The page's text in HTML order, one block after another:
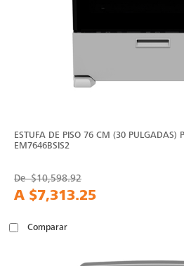
ESTUFA DE PISO 76 CM (30 PULGADAS)
EM7646BSIS2
De$10,598.92
A $7,313.25
Comparar